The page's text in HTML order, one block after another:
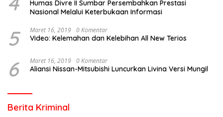
Humas Divre II Sumbar Persembahkan Prestasi
Nasional Melalui Keterbukaan Informasi
5 Maret 16, 2019 0 Komentar
Video: Kelemahan dan Kelebihan All New Terios
6 Maret 16, 2019 0 Komentar
Aliansi Nissan-Mitsubishi Luncurkan Livina Versi Mungil
Berita Kriminal